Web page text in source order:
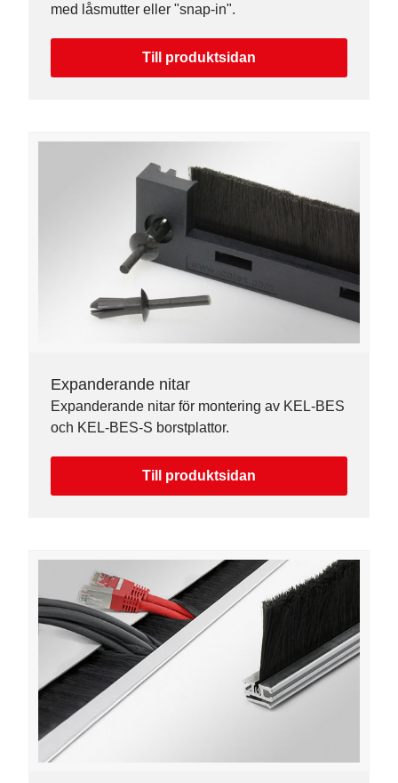
med låsmutter eller "snap-in".
Till produktsidan
Expanderande nitar
Expanderande nitar för montering av KEL-BES
och KEL-BES-S borstplattor.
Till produktsidan